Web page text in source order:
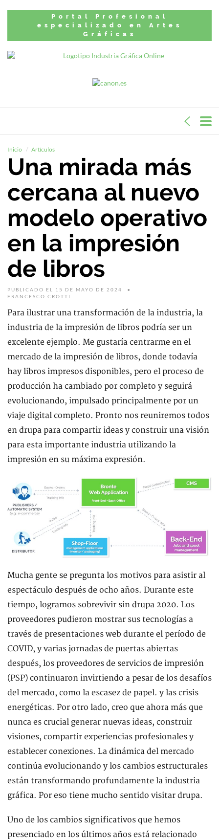
Portal Profesional
especializado en Artes
Gráficas
Inicio Artículos
Una mirada más
cercana al nuevo
modelo operativo
en la impresión
de libros
PUBLICADO EL 15 DE MAYO DE 2024
FRANCESCO CROTTI
Para ilustrar una transformación de la industria, la
industria de la impresión de libros podría ser un
excelente ejemplo. Me gustaría centrarme en el
mercado de la impresión de libros, donde todavía
hay libros impresos disponibles, pero el proceso de
producción ha cambiado por completo y seguirá
evolucionando, impulsado principalmente por un
viaje digital completo. Pronto nos reuniremos todos
en drupa para compartir ideas y construir una visión
para esta importante industria utilizando la
impresión en su máxima expresión.
Mucha gente se pregunta los motivos para asistir al
espectáculo después de ocho años. Durante este
tiempo, logramos sobrevivir sin drupa 2020. Los
proveedores pudieron mostrar sus tecnologías a
través de presentaciones web durante el período de
COVID, y varias jornadas de puertas abiertas
después, los proveedores de servicios de impresión
(PSP) continuaron invirtiendo a pesar de los desafíos
del mercado, como la escasez de papel. y las crisis
energéticas. Por otro lado, creo que ahora más que
nunca es crucial generar nuevas ideas, construir
visiones, compartir experiencias profesionales y
establecer conexiones. La dinámica del mercado
continúa evolucionando y los cambios estructurales
están transformando profundamente la industria
gráfica. Por eso tiene mucho sentido visitar drupa.
Uno de los cambios significativos que hemos
presenciado en los últimos años está relacionado